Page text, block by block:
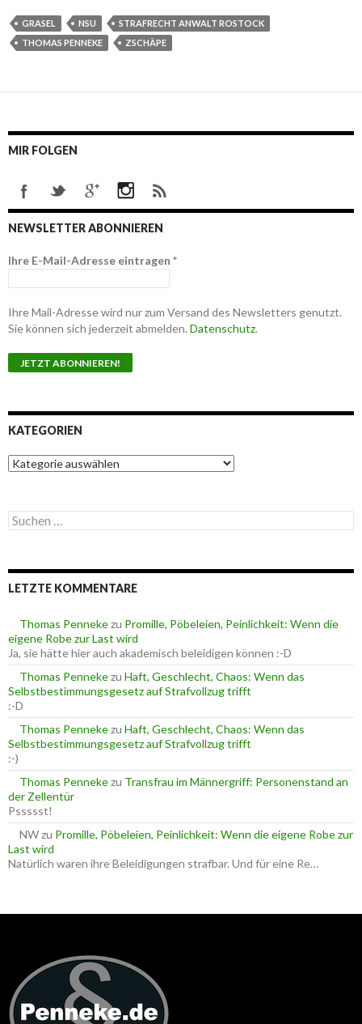
GRASEL NSU
STRAFRECHT ANWALT ROSTOCK
THOMAS PENNEKE
ZSCHÄPE
MIR FOLGEN
NEWSLETTER ABONNIEREN
Ihre E-Mail-Adresse eintragen *
Ihre Mail-Adresse wird nur zum Versand des Newsletters genutzt.
Sie können sich jederzeit abmelden. Datenschutz.
KATEGORIEN
K
a
g
o
n
S
u
e
n
c
h
:
LETZTE KOMMENTARE
Thomas Pennekezu Promille, Pöbeleien, Peinlichkeit: Wenn die
eigene Robe zur Last wird
Ja, sie hätte hier auch akademisch beleidigen können :-D
Thomas Pennekezu Haft, Geschlecht, Chaos: Wenn das
Selbstbestimmungsgesetz auf Strafvollzug trifft
:-D
Thomas Pennekezu Haft, Geschlecht, Chaos: Wenn das
Selbstbestimmungsgesetz auf Strafvollzug trifft
:-)
Thomas Pennekezu Transfrau im Männergriff: Personenstand an
der Zellentür
Pssssst!
NWzu Promille, Pöbeleien, Peinlichkeit: Wenn die eigene Robe zur
Last wird
Natürlich waren ihre Beleidigungen strafbar. Und für eine Re…